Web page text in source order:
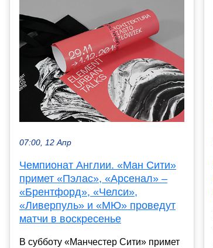
07:00, 12 Апр
Чемпионат Англии. «Ман Сити»
примет «Пэлас», «Арсенал» –
«Брентфорд», «Челси»,
«Ливерпуль» и «МЮ» проведут
матчи в воскресенье
В субботу «Манчестер Сити» примет